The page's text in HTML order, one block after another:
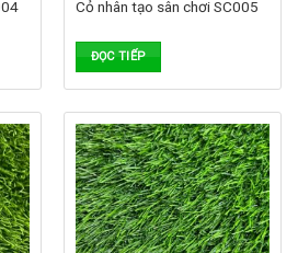
Cỏ nhân tạo sân chơi SC005
ĐỌC TIẾP